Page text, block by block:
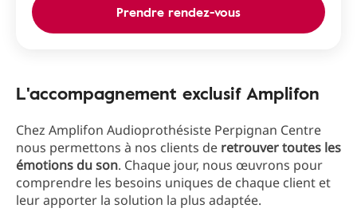
Prendre rendez-vous
L'accompagnement exclusif Amplifon
Chez Amplifon Audioprothésiste Perpignan Centre
nous permettons à nos clients de retrouver toutes les
émotions du son. Chaque jour, nous œuvrons pour
comprendre les besoins uniques de chaque client et
leur apporter la solution la plus adaptée.